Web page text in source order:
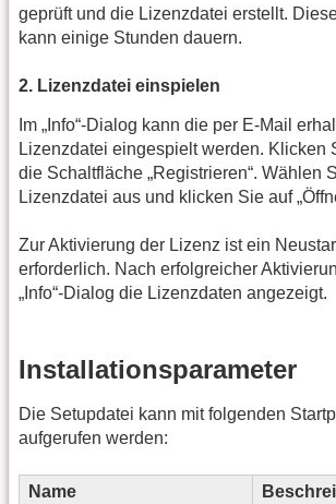
geprüft und die Lizenzdatei erstellt.
kann einige Stunden dauern.
2. Lizenzdatei einspielen
Im „Info“-Dialog kann die per E-Mail
Lizenzdatei eingespielt werden. Klicken
die Schaltfläche „Registrieren“. Wählen
Lizenzdatei aus und klicken Sie auf
Zur Aktivierung der Lizenz ist ein
erforderlich. Nach erfolgreicher
„Info“-Dialog die Lizenzdaten angezeigt.
Installationsparameter
Die Setupdatei kann mit folgenden
aufgerufen werden:
Name